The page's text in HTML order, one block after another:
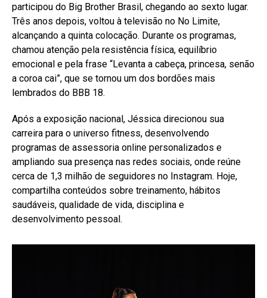
participou do Big Brother Brasil, chegando ao sexto lugar.
Três anos depois, voltou à televisão no No Limite,
alcançando a quinta colocação. Durante os programas,
chamou atenção pela resistência física, equilíbrio
emocional e pela frase “Levanta a cabeça, princesa, senão
a coroa cai”, que se tornou um dos bordões mais
lembrados do BBB 18.
Após a exposição nacional, Jéssica direcionou sua
carreira para o universo fitness, desenvolvendo
programas de assessoria online personalizados e
ampliando sua presença nas redes sociais, onde reúne
cerca de 1,3 milhão de seguidores no Instagram. Hoje,
compartilha conteúdos sobre treinamento, hábitos
saudáveis, qualidade de vida, disciplina e
desenvolvimento pessoal.